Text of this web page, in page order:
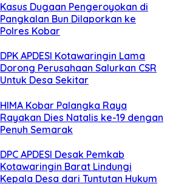
Kasus Dugaan Pengeroyokan di
Pangkalan Bun Dilaporkan ke
Polres Kobar
DPK APDESI Kotawaringin Lama
Dorong Perusahaan Salurkan CSR
Untuk Desa Sekitar
HIMA Kobar Palangka Raya
Rayakan Dies Natalis ke-19 dengan
Penuh Semarak
DPC APDESI Desak Pemkab
Kotawaringin Barat Lindungi
Kepala Desa dari Tuntutan Hukum